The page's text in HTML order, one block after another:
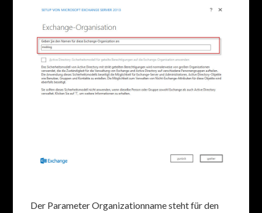
Der Parameter Organizationname steht für den